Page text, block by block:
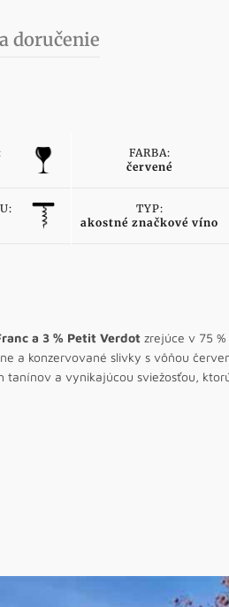
doručenie
FARBA:
červené
TYP:
akostné značkové víno
a 3 % Petit Verdot zrejúce v 75
a konzervované slivky s vôňou
a vynikajúcou sviežosťou,